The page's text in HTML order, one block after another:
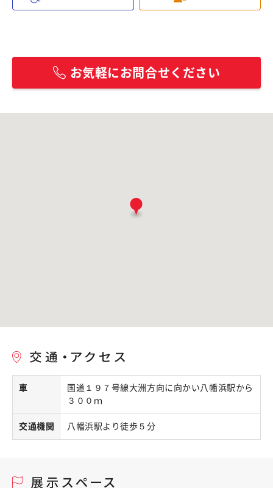
お気軽にお問合せください
車
国道１９７号線大洲方向に向かい八幡浜駅から
３００ｍ
交通機関 八幡浜駅より徒歩５分